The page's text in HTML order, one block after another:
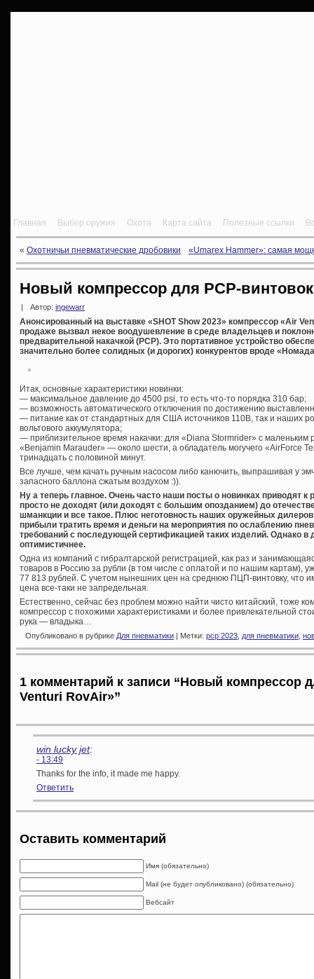
Главная Выбор оружия Охота Карта сайта Полезные ссылки
« Охотничьи пневматические дробовики «Umarex Hammer»: самая
Новый компрессор для PCP-
| Автор: ingewarr
Анонсированный на выставке «SHOT Show 2023» компрессор «Air
продаже вызвал некое воодушевление в среде владельцев и
предварительной накачкой (PCP). Это портативное устройство
значительно более солидных (и дорогих) конкурентов вроде
Итак, основные характеристики новинки:
— максимальное давление до 4500 psi, то есть что-то порядка 310 бар;
— возможность автоматического отключения по достижению
— питание как от стандартных для США источников 110В, так и наших
вольтового аккумулятора;
— приблизительное время накачки: для «Diana Stormrider» с маленьким
«Benjamin Marauder» — около шести, а обладатель могучего «AirForce
тринадцать с половиной минут.
Все лучше, чем качать ручным насосом либо канючить, выпрашивая у
запасного баллона сжатым воздухом :)).
Ну а теперь главное. Очень часто наши посты о новинках приводят
просто не доходят (или доходят с большим опозданием) до
шманкции и все такое. Плюс неготовность наших оружейных дилеров
прибыли тратить время и деньги на мероприятия по ослаблению
требований с последующей сертификацией таких изделий. Однако в
оптимистичнее.
Одна из компаний с гибралтарской регистрацией, как раз и
товаров в Россию за рубли (в том числе с оплатой и по нашим картам),
77 813 рублей. С учетом нынешних цен на среднюю ПЦП-винтовку, что
цена все-таки не запредельная.
Естественно, сейчас без проблем можно найти чисто китайский, тоже
компрессор с похожими характеристиками и более привлекательной
рука — владыка…
Опубликовано в рубрике Для пневматики | Метки: pcp 2023 для пневматики
1 комментарий к записи “Новый компрессор
Venturi RovAir»”
win lucky jet:
- 13:49
Thanks for the info, it made me happy.
Ответить
Оставить комментарий
Имя (обязательно)
Mail (не будет опубликовано) (обязательно)
Вебсайт